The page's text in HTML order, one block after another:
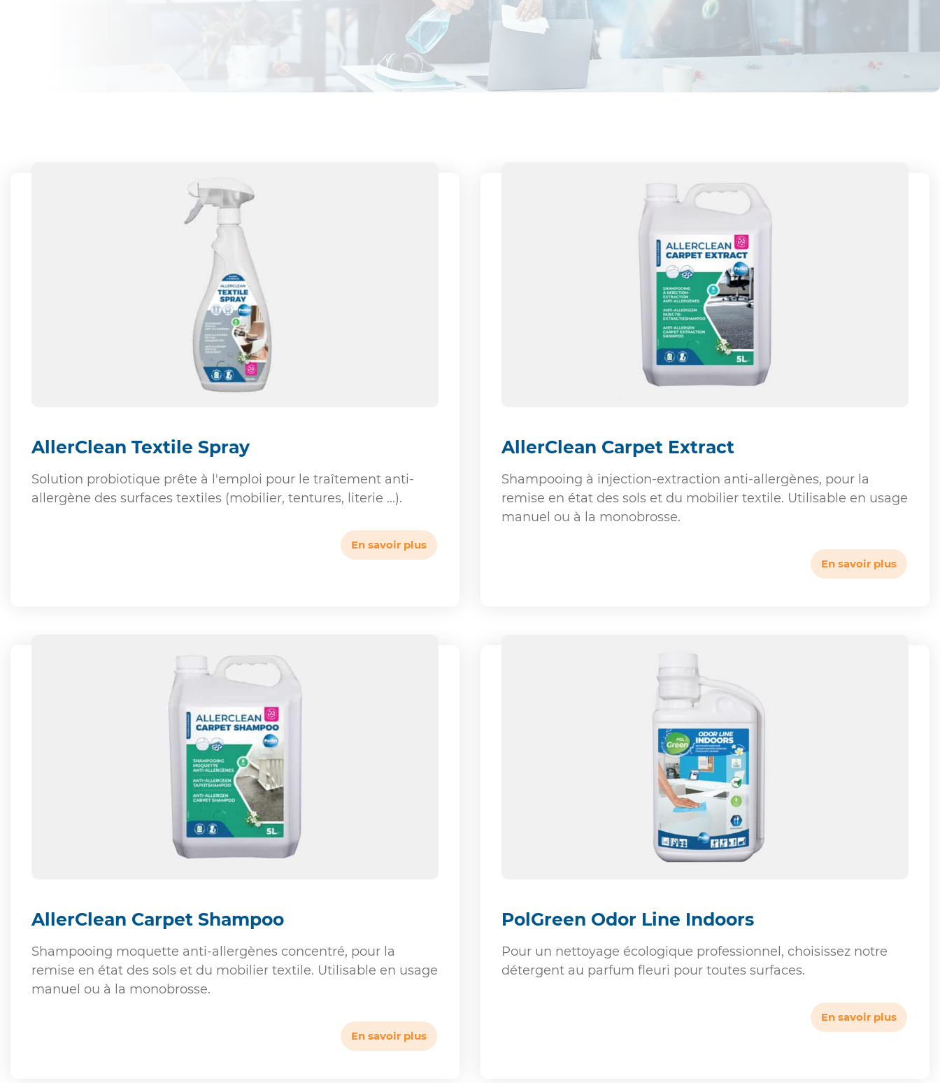
Industrie non-alimentaire
Sociétés de nettoyage
Sanitaires
AllerClean Textile Spray
Solution probiotique prête à l'emploi pour le traîtement anti-
allergène des surfaces textiles (mobilier, tentures, literie ...).
En savoir plus
AllerClean Carpet Extract
Shampooing à injection-extraction anti-allergènes, pour la
remise en état des sols et du mobilier textile. Utilisable en usage
manuel ou à la monobrosse.
En savoir plus
AllerClean Carpet Shampoo
Shampooing moquette anti-allergènes concentré, pour la
remise en état des sols et du mobilier textile. Utilisable en usage
manuel ou à la monobrosse.
En savoir plus
PolGreen Odor Line Indoors
Pour un nettoyage écologique professionnel, choisissez notre
détergent au parfum fleuri pour toutes surfaces.
En savoir plus